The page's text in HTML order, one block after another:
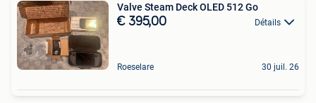
Valve Steam Deck OLED 512 Go
€ 395,00 Détails
Roeselare 30 juil. 26